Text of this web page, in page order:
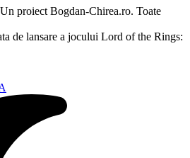
proiect Bogdan-Chirea.ro. Toate
de lansare a jocului Lord of the Rings: